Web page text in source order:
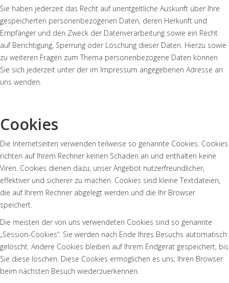
Sie haben jederzeit das Recht auf unentgeltliche Auskunft über Ihre
gespeicherten personenbezogenen Daten, deren Herkunft und
Empfänger und den Zweck der Datenverarbeitung sowie ein Recht
auf Berichtigung, Sperrung oder Löschung dieser Daten. Hierzu sowie
zu weiteren Fragen zum Thema personenbezogene Daten können
Sie sich jederzeit unter der im Impressum angegebenen Adresse an
uns wenden.
Cookies
Die Internetseiten verwenden teilweise so genannte Cookies. Cookies
richten auf Ihrem Rechner keinen Schaden an und enthalten keine
Viren. Cookies dienen dazu, unser Angebot nutzerfreundlicher,
effektiver und sicherer zu machen. Cookies sind kleine Textdateien,
die auf Ihrem Rechner abgelegt werden und die Ihr Browser
speichert.
Die meisten der von uns verwendeten Cookies sind so genannte
„Session-Cookies“. Sie werden nach Ende Ihres Besuchs automatisch
gelöscht. Andere Cookies bleiben auf Ihrem Endgerät gespeichert, bis
Sie diese löschen. Diese Cookies ermöglichen es uns, Ihren Browser
beim nächsten Besuch wiederzuerkennen.